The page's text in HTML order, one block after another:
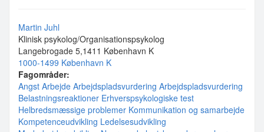
Martin Juhl
Klinisk psykolog/Organisationspsykolog
Langebrogade 5,1411 København K
1000-1499 København K
Fagområder:
Angst Arbejde Arbejdspladsvurdering Arbejdspladsvurdering
Belastningsreaktioner Erhverspsykologiske test
Helbredsmæssige problemer Kommunikation og samarbejde
Kompetenceudvikling Ledelsesudvikling